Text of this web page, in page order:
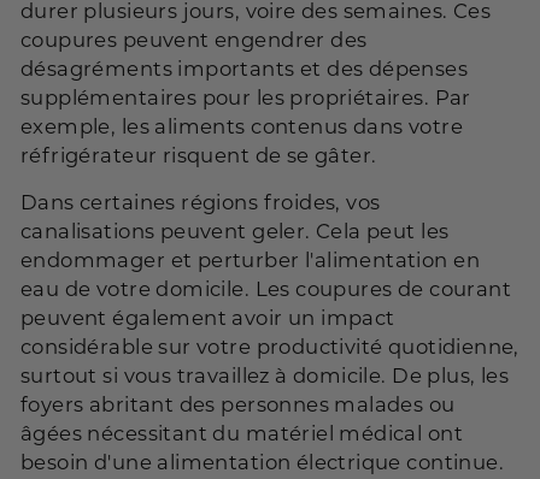
durer plusieurs jours, voire des semaines. Ces
coupures peuvent engendrer des
désagréments importants et des dépenses
supplémentaires pour les propriétaires. Par
exemple, les aliments contenus dans votre
réfrigérateur risquent de se gâter.
Dans certaines régions froides, vos
canalisations peuvent geler. Cela peut les
endommager et perturber l'alimentation en
eau de votre domicile. Les coupures de courant
peuvent également avoir un impact
considérable sur votre productivité quotidienne,
surtout si vous travaillez à domicile. De plus, les
foyers abritant des personnes malades ou
âgées nécessitant du matériel médical ont
besoin d'une alimentation électrique continue.